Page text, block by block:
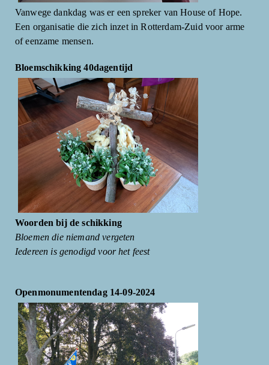
Vanwege dankdag was er een spreker van House of Hope.
Een organisatie die zich inzet in Rotterdam-Zuid voor arme
of eenzame mensen.
Bloemschikking 40dagentijd
Woorden bij de schikking
Bloemen die niemand vergeten
Iedereen is genodigd voor het feest
Openmonumentendag 14-09-2024